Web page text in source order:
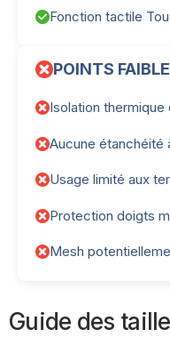
Fonction tactile
POINTS
Isolation thermique
Aucune étanchéité
Usage limité aux
Protection doigts
Mesh
Guide des